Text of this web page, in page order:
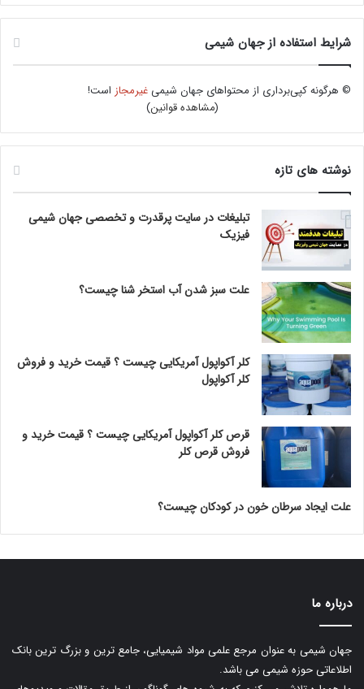
شرایط استفاده از جهان شیمی
© هرگونه کپی‌برداری از محتواهای جهان شیمیغیرمجاز است!
(مشاهده قوانین)
نوشته های تازه
تبلیغات در سایت پرقدرت و تخصصی جهان شیمی
فیزیک
علت سبز شدن آب استخر شنا چیست؟
کلر آکواپول آمریکایی چیست ؟ قیمت خرید و فروش
کلر آکواپول
قرص کلر آکواپول آمریکایی چیست ؟ قیمت خرید و
فروش قرص کلر
علت ایجاد سرطان خون در کودکان چیست؟
درباره ما
جهان شیمی به عنوان مرجع علمی مواد شیمیایی، جامع ترین و بزرگ ترین بانک
اطلاعاتی حوزه شیمی می باشد.